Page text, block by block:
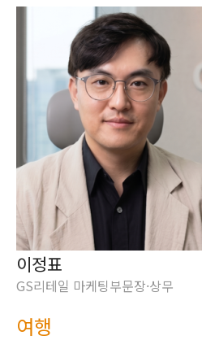
이정표
GS리테일 마케팅부문장·상무
여행